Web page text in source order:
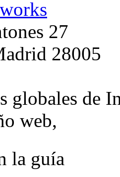
27
28005
globales de
web,
la guía